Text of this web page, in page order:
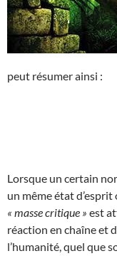
peut résumer ainsi :
Lorsque un certain
un même état
« masse critique » est
réaction en chaîne et
l’humanité, quel que